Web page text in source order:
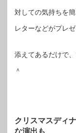
対しての気持ちを
レターなどがプレ
添えてあるだけで
＾
クリスマスディ
な演出も